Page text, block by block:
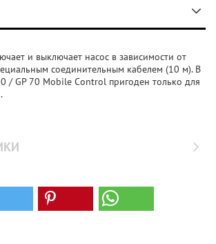
и выключает насос в зависимости от
соединительным кабелем (10 м). В
/ GP 70 Mobile Control пригоден только для